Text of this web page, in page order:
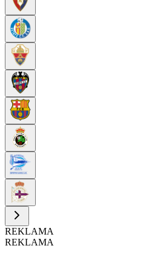
REKLAMA
REKLAMA